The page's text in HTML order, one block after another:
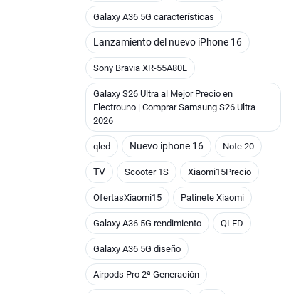
Galaxy A36 5G características
Lanzamiento del nuevo iPhone 16
Sony Bravia XR-55A80L
Galaxy S26 Ultra al Mejor Precio en
Electrouno | Comprar Samsung S26 Ultra
2026
qled Nuevo iphone 16 Note 20
TV Scooter 1S Xiaomi15Precio
OfertasXiaomi15 Patinete Xiaomi
Galaxy A36 5G rendimiento QLED
Galaxy A36 5G diseño
Airpods Pro 2ª Generación